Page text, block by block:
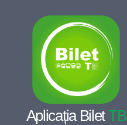
Aplicația BiletTB